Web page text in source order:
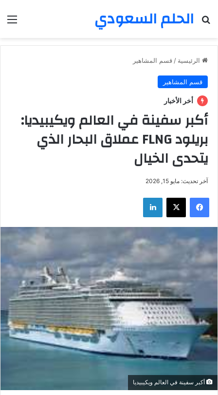
الحلم السعودي
بحث عن
الرئيسية / قسم المشاهير
قسم المشاهير
أخر الأخبار
أكبر سفينة في العالم ويكيبيديا:
بريلود FLNG عملاق البحار الذي
يتحدى الخيال
آخر تحديث: مايو 15, 2026
فيسبوك ‫X لينكدإن
أكبر سفينة في العالم ويكيبيديا